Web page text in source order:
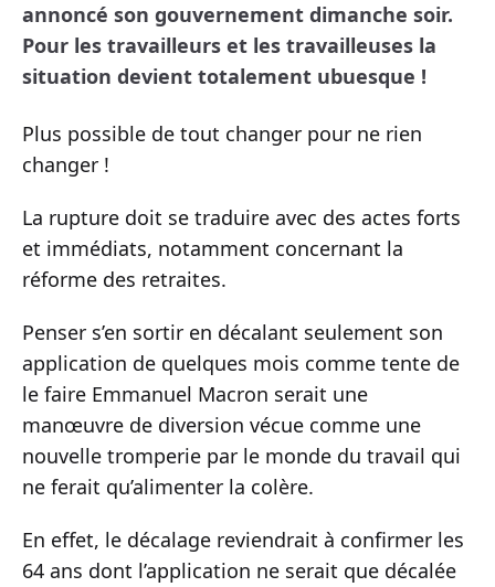
annoncé son gouvernement dimanche soir.
Pour les travailleurs et les travailleuses la
situation devient totalement ubuesque !
Plus possible de tout changer pour ne rien
changer !
La rupture doit se traduire avec des actes forts
et immédiats, notamment concernant la
réforme des retraites.
Penser s’en sortir en décalant seulement son
application de quelques mois comme tente de
le faire Emmanuel Macron serait une
manœuvre de diversion vécue comme une
nouvelle tromperie par le monde du travail qui
ne ferait qu’alimenter la colère.
En effet, le décalage reviendrait à confirmer les
64 ans dont l’application ne serait que décalée